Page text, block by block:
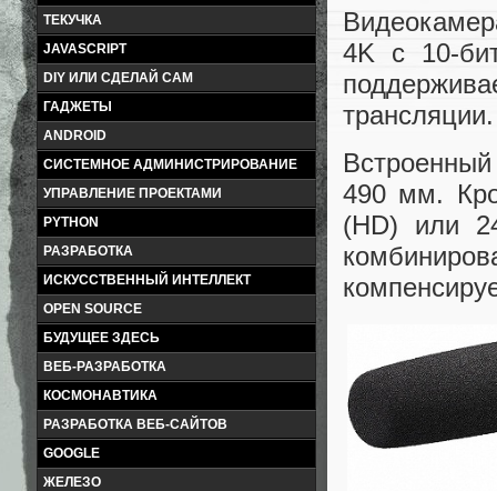
ТЕКУЧКА
JAVASCRIPT
DIY ИЛИ СДЕЛАЙ САМ
ГАДЖЕТЫ
ANDROID
СИСТЕМНОЕ АДМИНИСТРИРОВАНИЕ
УПРАВЛЕНИЕ ПРОЕКТАМИ
PYTHON
РАЗРАБОТКА
ИСКУССТВЕННЫЙ ИНТЕЛЛЕКТ
OPEN SOURCE
БУДУЩЕЕ ЗДЕСЬ
ВЕБ-РАЗРАБОТКА
КОСМОНАВТИКА
РАЗРАБОТКА ВЕБ-САЙТОВ
GOOGLE
ЖЕЛЕЗО
4K с 10-
трансляции.
490 мм.
(HD) или